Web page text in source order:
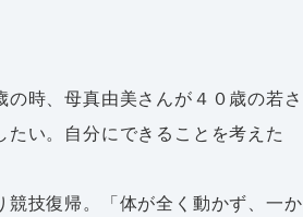
時、母真由美さんが４０歳の若さ
い。自分にできることを考えた
技復帰。「体が全く動かず、一か